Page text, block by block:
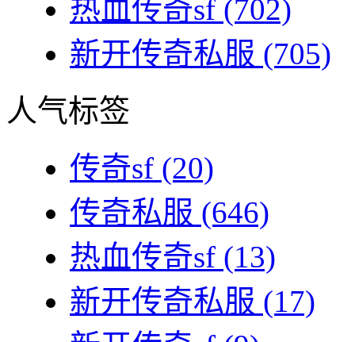
热血传奇sf (702)
新开传奇私服 (705)
人气标签
传奇sf (20)
传奇私服 (646)
热血传奇sf (13)
新开传奇私服 (17)